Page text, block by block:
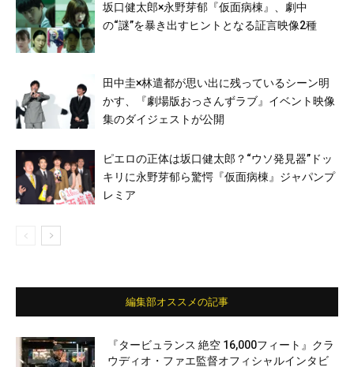
坂口健太郎×永野芽郁『仮面病棟』、劇中
の“謎”を暴き出すヒントとなる証言映像2種
田中圭×林遣都が思い出に残っているシーン明
かす、『劇場版おっさんずラブ』イベント映像
集のダイジェストが公開
ピエロの正体は坂口健太郎？“ウソ発見器”ドッ
キリに永野芽郁ら驚愕『仮面病棟』ジャパンプ
レミア
編集部オススメの記事
『タービュランス 絶空 16,000フィート』クラ
ウディオ・ファエ監督オフィシャルインタビ